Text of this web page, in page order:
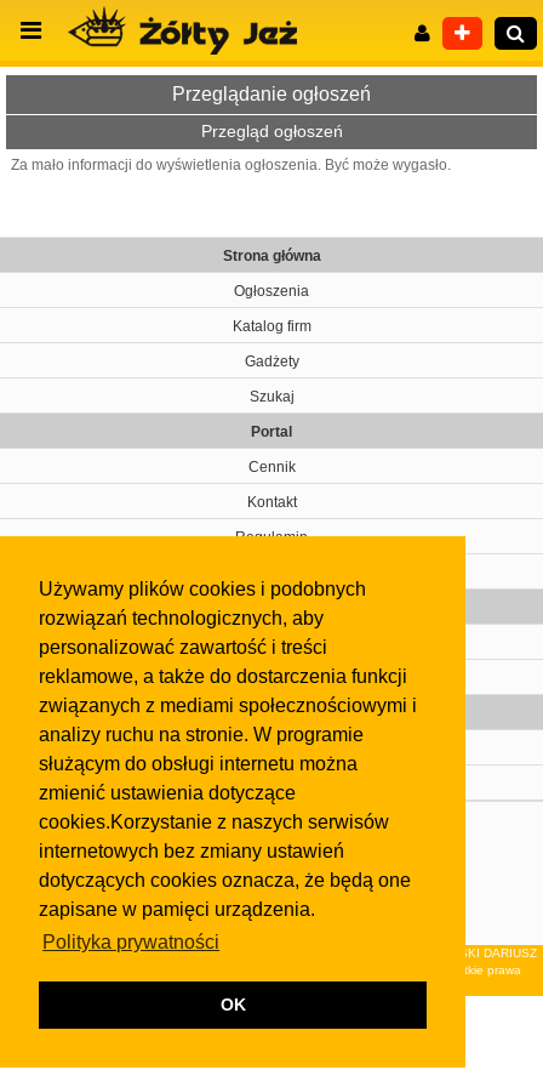
Używamy plików cookies i podobnych
rozwiązań technologicznych, aby
personalizować zawartość i treści
reklamowe, a także do dostarczenia funkcji
związanych z mediami społecznościowymi i
analizy ruchu na stronie. W programie
służącym do obsługi internetu można
zmienić ustawienia dotyczące
cookies.Korzystanie z naszych serwisów
internetowych bez zmiany ustawień
dotyczących cookies oznacza, że będą one
zapisane w pamięci urządzenia.
Polityka prywatności
OK
Przeglądanie ogłoszeń
Przegląd ogłoszeń
Za mało informacji do wyświetlenia ogłoszenia. Być może wygasło.
Strona główna
Ogłoszenia
Katalog firm
Gadżety
Szukaj
Portal
Cennik
Kontakt
Regulamin
Gazeta
Olkusz
Kontakt
Strefa dla biznesu
Biura nieruchomości
Dealerzy i autokomisy
Skontaktuj się z nami
regulaminuiPolityki Prywatności.
Klauzula FB
© 2026Wydawnictwo NEON sp. z o.o. (dawniej: FIRMA NEON MAREK KLUCZEWSKI DARIUSZ
KRAWCZYK s.c.) z siedzibą w Olkuszu, ul.Żuradzka 15, 32-300 Olkusz . Wszystkie prawa